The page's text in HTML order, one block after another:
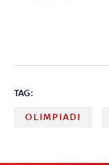
TAG:
OLIMPIADI